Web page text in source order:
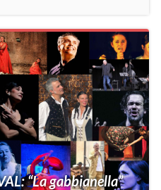
“La gabbianella”